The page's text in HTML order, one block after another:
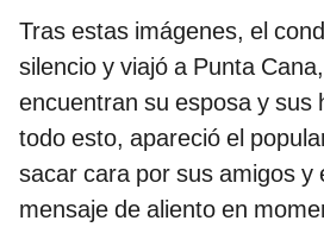
Tras estas imágenes, el
silencio y viajó a Punta
encuentran su esposa y sus
todo esto, apareció el
sacar cara por sus amigos y
mensaje de aliento en